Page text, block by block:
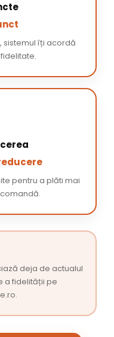
sistemul îți acordă
pentru a plăti mai
deja de actualul
a fidelității pe